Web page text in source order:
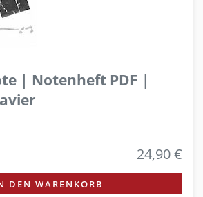
| Notenheft PDF |
24,90 €
DEN WARENKORB